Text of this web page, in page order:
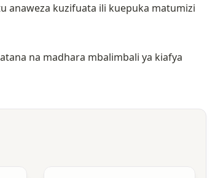
anaweza kuzifuata ili kuepuka matumizi
na madhara mbalimbali ya kiafya